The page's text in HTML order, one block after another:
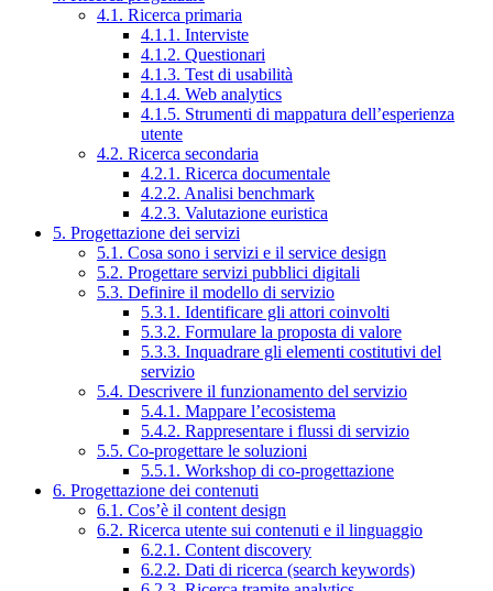
4.1. Ricerca primaria
4.1.1. Interviste
4.1.2. Questionari
4.1.3. Test di usabilità
4.1.4. Web analytics
4.1.5. Strumenti di mappatura dell’esperienza
utente
4.2. Ricerca secondaria
4.2.1. Ricerca documentale
4.2.2. Analisi benchmark
4.2.3. Valutazione euristica
5. Progettazione dei servizi
5.1. Cosa sono i servizi e il service design
5.2. Progettare servizi pubblici digitali
5.3. Definire il modello di servizio
5.3.1. Identificare gli attori coinvolti
5.3.2. Formulare la proposta di valore
5.3.3. Inquadrare gli elementi costitutivi del
servizio
5.4. Descrivere il funzionamento del servizio
5.4.1. Mappare l’ecosistema
5.4.2. Rappresentare i flussi di servizio
5.5. Co-progettare le soluzioni
5.5.1. Workshop di co-progettazione
6. Progettazione dei contenuti
6.1. Cos’è il content design
6.2. Ricerca utente sui contenuti e il linguaggio
6.2.1. Content discovery
6.2.2. Dati di ricerca (search keywords)